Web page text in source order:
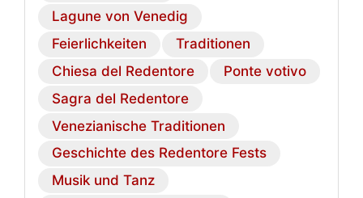
Lagune von Venedig
Feierlichkeiten
Traditionen
Chiesa del Redentore
Ponte votivo
Sagra del Redentore
Venezianische Traditionen
Geschichte des Redentore Fests
Musik und Tanz